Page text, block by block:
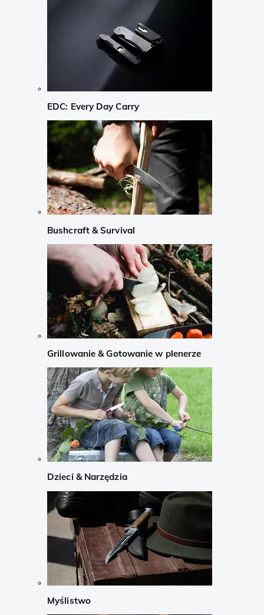
EDC: Every Day Carry
Bushcraft & Survival
Grillowanie & Gotowanie w plenerze
Dzieci & Narzędzia
Myślistwo